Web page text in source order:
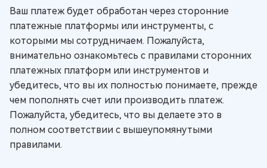
Ваш платеж будет обработан через сторонние
платежные платформы или инструменты, с
которыми мы сотрудничаем. Пожалуйста,
внимательно ознакомьтесь с правилами сторонних
платежных платформ или инструментов и
убедитесь, что вы их полностью понимаете, прежде
чем пополнять счет или производить платеж.
Пожалуйста, убедитесь, что вы делаете это в
полном соответствии с вышеупомянутыми
правилами.